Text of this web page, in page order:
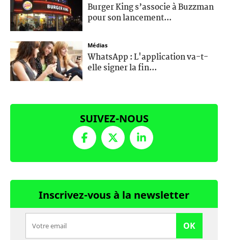
Burger King s’associe à Buzzman
pour son lancement...
Médias
WhatsApp : L'application va-t-
elle signer la fin...
SUIVEZ-NOUS
Inscrivez-vous à la newsletter
OK